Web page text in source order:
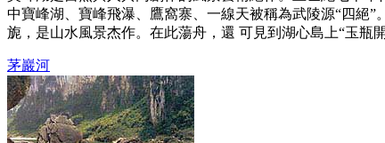
中寶峰湖、寶峰飛瀑、鷹窩寨、一線天被稱為武陵源“四絕
旎，是山水風景杰作。在此蕩舟，還 可見到湖心島上“玉瓶
茅巖河